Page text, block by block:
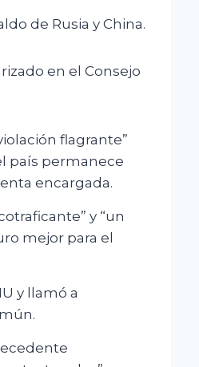
de Rusia y China.
en el Consejo
flagrante”
país permanece
encargada.
y “un
mejor para el
y llamó a